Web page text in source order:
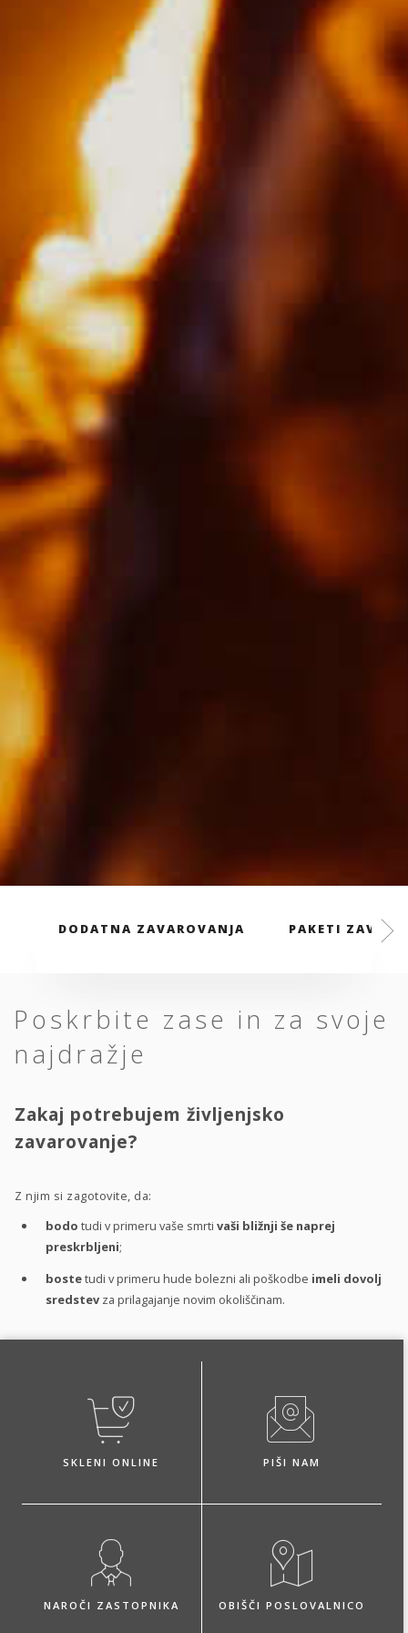
DODATNA ZAVAROVANJA PAKETI
Poskrbite zase in za svoje
najdražje
Zakaj potrebujem življenjsko
zavarovanje?
Z njim si zagotovite, da:
bodo tudi v primeru vaše smrti vaši bližnji še naprej
preskrbljeni;
bostetudi v primeru hude bolezni ali poškodbe imeli dovolj
sredstev za prilagajanje novim okoliščinam.
SKLENI ONLINE PIŠI NAM
NAROČI ZASTOPNIKA OBIŠČI POSLOVALNICO